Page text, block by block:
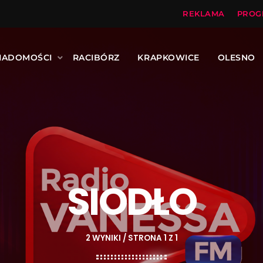
REKLAMA
RACIBÓRZ KRAPKOWICE OLESNO
SIODŁO
2 WYNIKI / STRONA 1 Z 1